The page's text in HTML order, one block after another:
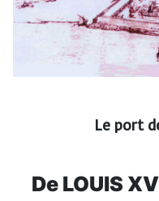
Le port
De LOUIS